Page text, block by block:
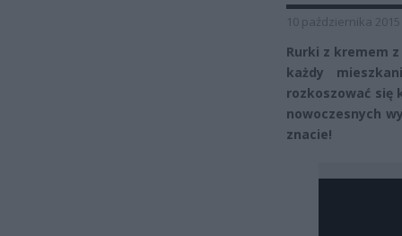
10 października 2015
Rurki z kremem
każdy
rozkoszować się
nowoczesnych
znacie!